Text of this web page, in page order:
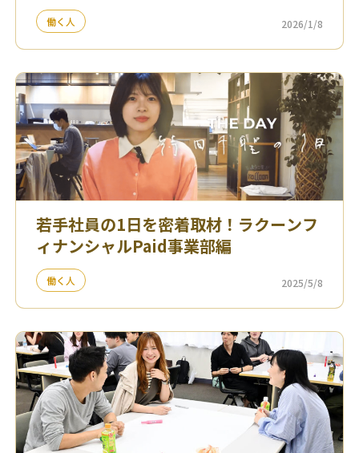
働く人 2026/1/8
若手社員の1日を密着取材！ラクーンフ
ィナンシャルPaid事業部編
働く人 2025/5/8